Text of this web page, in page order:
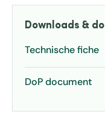
Downloads &
Technische fiche
DoP document